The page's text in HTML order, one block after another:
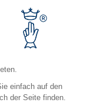
einfach auf den
der Seite finden.